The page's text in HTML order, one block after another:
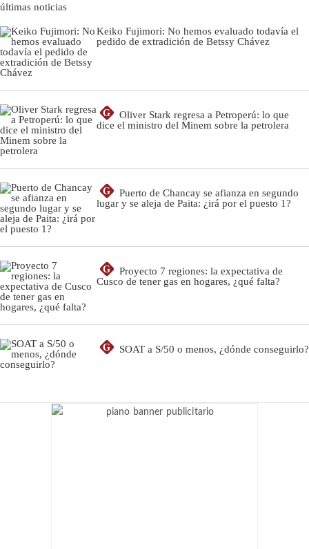
últimas noticias
Keiko Fujimori: No hemos evaluado todavía el
pedido de extradición de Betssy Chávez
G
Oliver Stark regresa a Petroperú: lo que
dice el ministro del Minem sobre la petrolera
G
Puerto de Chancay se afianza en segundo
lugar y se aleja de Paita: ¿irá por el puesto 1?
G
Proyecto 7 regiones: la expectativa de
Cusco de tener gas en hogares, ¿qué falta?
G SOAT a S/50 o menos, ¿dónde conseguirlo?